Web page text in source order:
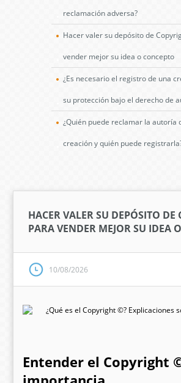
reclamación adversa?
Hacer valer su depósito de
vender mejor su idea o concepto
¿Es necesario el registro de una
su protección bajo el derecho de
¿Quién puede reclamar la autoría
creación y quién puede
HACER VALER SU DEPÓSITO
PARA VENDER MEJOR SU IDEA
10/08/2026
Entender el Copyright